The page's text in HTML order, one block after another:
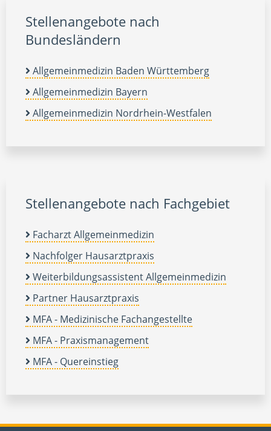
Stellenangebote nach
Bundesländern
Allgemeinmedizin Baden Württemberg
Allgemeinmedizin Bayern
Allgemeinmedizin Nordrhein-Westfalen
Stellenangebote nach Fachgebiet
Facharzt Allgemeinmedizin
Nachfolger Hausarztpraxis
Weiterbildungsassistent Allgemeinmedizin
Partner Hausarztpraxis
MFA - Medizinische Fachangestellte
MFA - Praxismanagement
MFA - Quereinstieg